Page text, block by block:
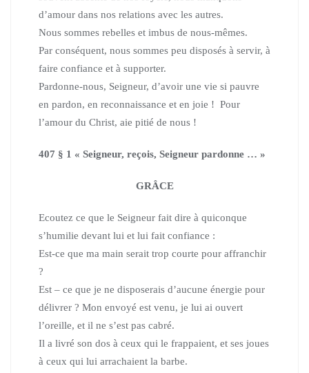
d’amour dans nos relations avec les autres.
Nous sommes rebelles et imbus de nous-mêmes.
Par conséquent, nous sommes peu disposés à servir, à
faire confiance et à supporter.
Pardonne-nous, Seigneur, d’avoir une vie si pauvre
en pardon, en reconnaissance et en joie ! Pour
l’amour du Christ, aie pitié de nous !
407 § 1 « Seigneur, reçois, Seigneur pardonne … »
GRÂCE
Ecoutez ce que le Seigneur fait dire à quiconque
s’humilie devant lui et lui fait confiance :
Est-ce que ma main serait trop courte pour affranchir
?
Est – ce que je ne disposerais d’aucune énergie pour
délivrer ? Mon envoyé est venu, je lui ai ouvert
l’oreille, et il ne s’est pas cabré.
Il a livré son dos à ceux qui le frappaient, et ses joues
à ceux qui lui arrachaient la barbe.